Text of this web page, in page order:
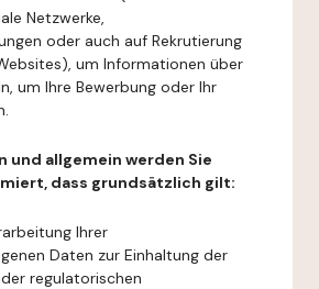
Netzwerke,
oder auch auf Rekrutierung
um Informationen über
um Ihre Bewerbung oder Ihr
und allgemein werden Sie
dass grundsätzlich gilt:
Ihrer
Daten zur Einhaltung der
regulatorischen